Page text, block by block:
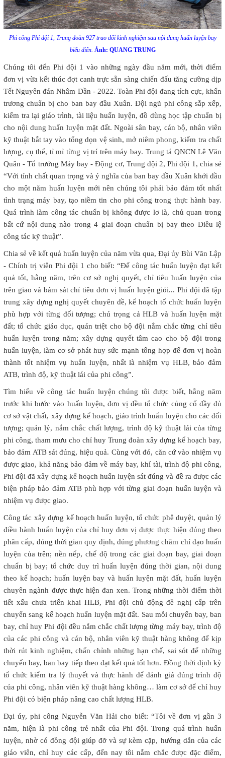
Phi công Phi đội 1, Trung đoàn 927 trao đổi kinh nghiệm sau nội dung huấn luyện bay
biểu diễn. Ảnh: QUANG TRUNG
Chúng tôi đến Phi đội 1 vào những ngày đầu năm mới, thời điểm
đơn vị vừa kết thúc đợt canh trực sẵn sàng chiến đấu tăng cường dịp
Tết Nguyên đán Nhâm Dần - 2022. Toàn Phi đội đang tích cực, khẩn
trương chuẩn bị cho ban bay đầu Xuân. Đội ngũ phi công sắp xếp,
kiểm tra lại giáo trình, tài liệu huấn luyện, đồ dùng học tập chuẩn bị
cho nội dung huấn luyện mặt đất. Ngoài sân bay, cán bộ, nhân viên
kỹ thuật bắt tay vào tổng dọn vệ sinh, mở niêm phong, kiểm tra chất
lượng, cụ thể, tỉ mỉ từng vị trí trên máy bay. Trung tá QNCN Lê Văn
Quân - Tổ trưởng Máy bay - Động cơ, Trung đội 2, Phi đội 1, chia sẻ
“Với tính chất quan trọng và ý nghĩa của ban bay đầu Xuân khởi đầu
cho một năm huấn luyện mới nên chúng tôi phải bảo đảm tốt nhất
tình trạng máy bay, tạo niềm tin cho phi công trong thực hành bay.
Quá trình làm công tác chuẩn bị không được lơ là, chủ quan trong
bất cứ nội dung nào trong 4 giai đoạn chuẩn bị bay theo Điều lệ
công tác kỹ thuật”.
Chia sẻ về kết quả huấn luyện của năm vừa qua, Đại úy Bùi Văn Lập
- Chính trị viên Phi đội 1 cho biết: “Để công tác huấn luyện đạt kết
quả tốt, hằng năm, trên cơ sở nghị quyết, chỉ tiêu huấn luyện của
trên giao và bám sát chỉ tiêu đơn vị huấn luyện giỏi... Phi đội đã tập
trung xây dựng nghị quyết chuyên đề, kế hoạch tổ chức huấn luyện
phù hợp với từng đối tượng; chú trọng cả HLB và huấn luyện mặt
đất; tổ chức giáo dục, quán triệt cho bộ đội nắm chắc từng chỉ tiêu
huấn luyện trong năm; xây dựng quyết tâm cao cho bộ đội trong
huấn luyện, làm cơ sở phát huy sức mạnh tổng hợp để đơn vị hoàn
thành tốt nhiệm vụ huấn luyện, nhất là nhiệm vụ HLB, bảo đảm
ATB, trình độ, kỹ thuật lái của phi công”.
Tìm hiểu về công tác huấn luyện chúng tôi được biết, hằng năm
trước khi bước vào huấn luyện, đơn vị đều tổ chức củng cố đầy đủ
cơ sở vật chất, xây dựng kế hoạch, giáo trình huấn luyện cho các đối
tượng; quản lý, nắm chắc chất lượng, trình độ kỹ thuật lái của từng
phi công, tham mưu cho chỉ huy Trung đoàn xây dựng kế hoạch bay,
bảo đảm ATB sát đúng, hiệu quả. Cùng với đó, căn cứ vào nhiệm vụ
được giao, khả năng bảo đảm về máy bay, khí tài, trình độ phi công,
Phi đội đã xây dựng kế hoạch huấn luyện sát đúng và đề ra được các
biện pháp bảo đảm ATB phù hợp với từng giai đoạn huấn luyện và
nhiệm vụ được giao.
Công tác xây dựng kế hoạch huấn luyện, tổ chức phê duyệt, quản lý
điều hành huấn luyện của chỉ huy đơn vị được thực hiện đúng theo
phân cấp, đúng thời gian quy định, đúng phương châm chỉ đạo huấn
luyện của trên; nền nếp, chế độ trong các giai đoạn bay, giai đoạn
chuẩn bị bay; tổ chức duy trì huấn luyện đúng thời gian, nội dung
theo kế hoạch; huấn luyện bay và huấn luyện mặt đất, huấn luyện
chuyên ngành được thực hiện đan xen. Trong những thời điểm thời
tiết xấu chưa triển khai HLB, Phi đội chủ động đề nghị cấp trên
chuyển sang kế hoạch huấn luyện mặt đất. Sau mỗi chuyến bay, ban
bay, chỉ huy Phi đội đều nắm chắc chất lượng từng máy bay, trình độ
của các phi công và cán bộ, nhân viên kỹ thuật hàng không để kịp
thời rút kinh nghiệm, chấn chỉnh những hạn chế, sai sót để những
chuyến bay, ban bay tiếp theo đạt kết quả tốt hơn. Đồng thời định kỳ
tổ chức kiểm tra lý thuyết và thực hành để đánh giá đúng trình độ
của phi công, nhân viên kỹ thuật hàng không… làm cơ sở để chỉ huy
Phi đội có biện pháp nâng cao chất lượng HLB.
Đại úy, phi công Nguyễn Văn Hải cho biết: “Tôi về đơn vị gần 3
năm, hiện là phi công trẻ nhất của Phi đội. Trong quá trình huấn
luyện, nhờ có đồng đội giúp đỡ và sự kèm cặp, hướng dẫn của các
giáo viên, chỉ huy các cấp, đến nay tôi nắm chắc được đặc điểm,